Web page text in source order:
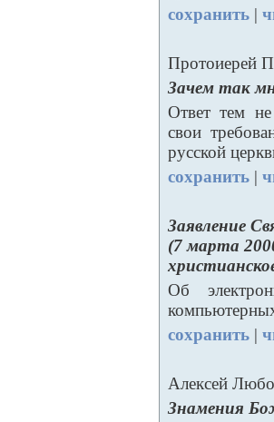
сохранить |
Протоиерей
Зачем так
Ответ тем
свои
русской
сохранить |
Заявление
(7 марта
Об
сохранить |
Алексей
Знамения